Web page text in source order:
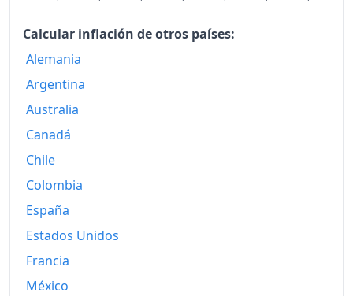
Calcular inflación de otros países:
Alemania
Argentina
Australia
Canadá
Chile
Colombia
España
Estados Unidos
Francia
México